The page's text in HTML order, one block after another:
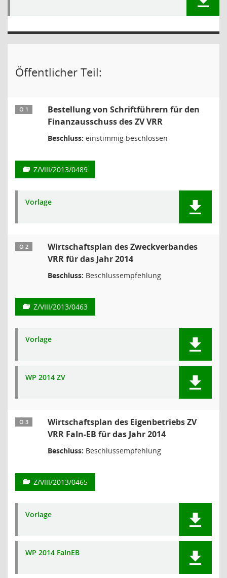
Öffentlicher Teil:
Ö 1
Bestellung von Schriftführern für den
Finanzausschuss des ZV VRR
Beschluss: einstimmig beschlossen
Z/VIII/2013/0489
Vorlage
Ö 2
Wirtschaftsplan des Zweckverbandes
VRR für das Jahr 2014
Beschluss: Beschlussempfehlung
Z/VIII/2013/0463
Vorlage
WP 2014 ZV
Ö 3
Wirtschaftsplan des Eigenbetriebs ZV
VRR FaIn-EB für das Jahr 2014
Beschluss: Beschlussempfehlung
Z/VIII/2013/0465
Vorlage
WP 2014 FaInEB